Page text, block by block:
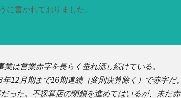
に書かれておりました。
業は営業赤字を長らく垂れ流し続けている。
12月期まで16期連続（変則決算除く）で赤字だ。
った。不採算店の閉鎖を進めてはいるが、未だ赤